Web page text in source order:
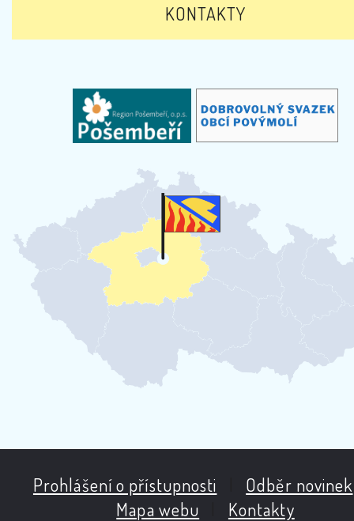
KONTAKTY
Prohlášení o přístupnosti Odběr novinek
Mapa webu
Kontakty